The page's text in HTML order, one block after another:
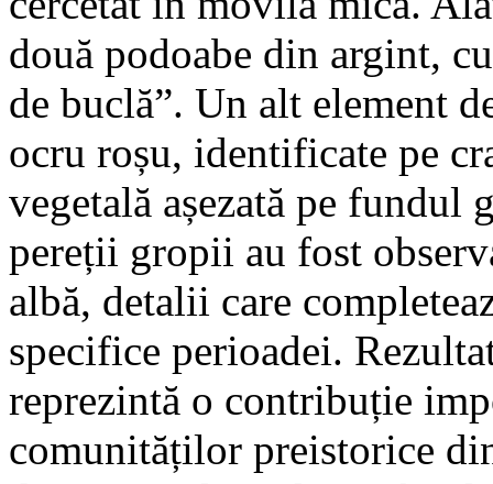
două podoabe din argint,
de buclă”. Un alt element
ocru roșu, identificate pe
vegetală așezată pe fundul
pereții gropii au fost
albă, detalii care
specifice perioadei.
reprezintă o contribuție
comunităților preistorice